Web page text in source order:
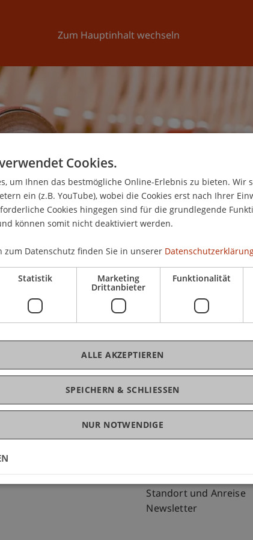
Zum Hauptinhalt wechseln
Universität Aktuelles
Rechtliche Hinweise
Fußzeile
Standort und Anreise
Newsletter
Cookies.
um Ihnen das bestmögliche Online-Erlebnis zu bieten. Wir
ein (z.B. YouTube), wobei die Cookies erst nach Ihrer
Cookies hingegen sind für die grundlegende
können somit nicht deaktiviert werden.
zum Datenschutz finden Sie in unserer
Statistik Marketing
Drittanbieter
Funktionalität
SPEICHERN & SCHLIESSEN
ALLE AKZEPTIEREN
NUR NOTWENDIGE